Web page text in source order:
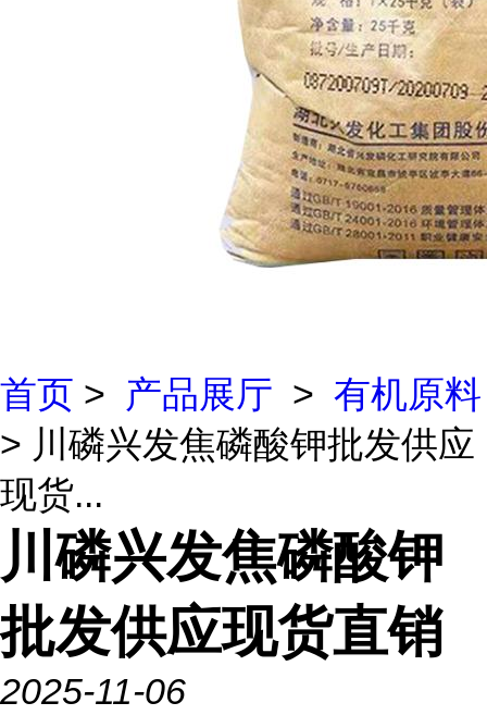
首页 > 产品展厅 > 有机原料
> 川磷兴发焦磷酸钾批发供应
现货...
川磷兴发焦磷酸钾
批发供应现货直销
2025-11-06